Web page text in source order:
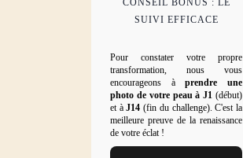
CONSEIL BONUS : LE
SUIVI EFFICACE
Pour constater votre propre
transformation, nous vous
encourageons àprendre une
photo de votre peau à J1 (début)
et àJ14 (fin du challenge). C'est la
meilleure preuve de la renaissance
de votre éclat !